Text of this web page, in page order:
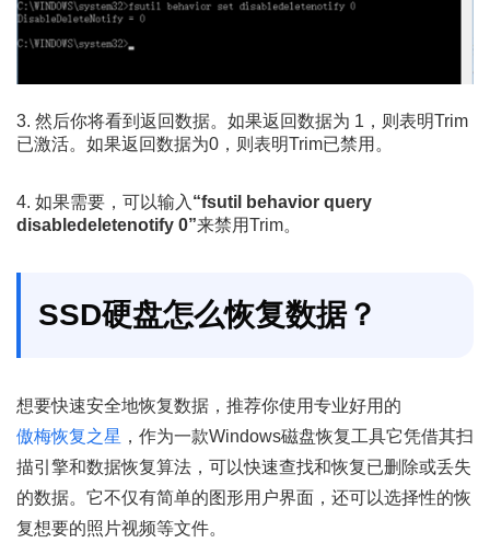
3. 然后你将看到返回数据。如果返回数据为 1，则表明Trim
已激活。如果返回数据为0，则表明Trim已禁用。
4. 如果需要，可以输入 “fsutil behavior query
disabledeletenotify 0”来禁用Trim。
SSD硬盘怎么恢复数据？
想要快速安全地恢复数据，推荐你使用专业好用的
傲梅恢复之星 ，作为一款Windows磁盘恢复工具它凭借其扫
描引擎和数据恢复算法，可以快速查找和恢复已删除或丢失
的数据。它不仅有简单的图形用户界面，还可以选择性的恢
复想要的照片视频等文件。